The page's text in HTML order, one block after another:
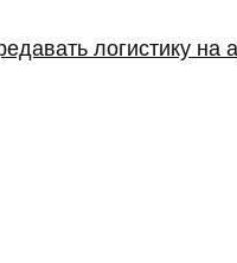
логистику на